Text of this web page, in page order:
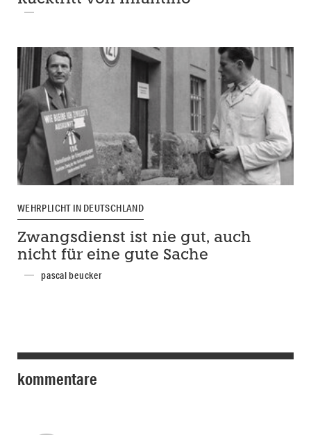
WEHRPLICHT IN DEUTSCHLAND
Zwangsdienst ist nie gut, auch
nicht für eine gute Sache
pascal beucker
kommentare